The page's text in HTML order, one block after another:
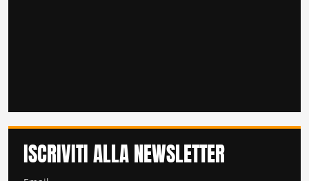
ISCRIVITI ALLA NEWSLETTER